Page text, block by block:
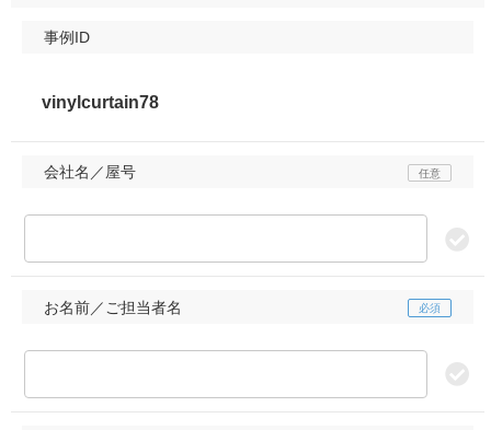
事例ID
会社名／屋号
お名前／ご担当者名